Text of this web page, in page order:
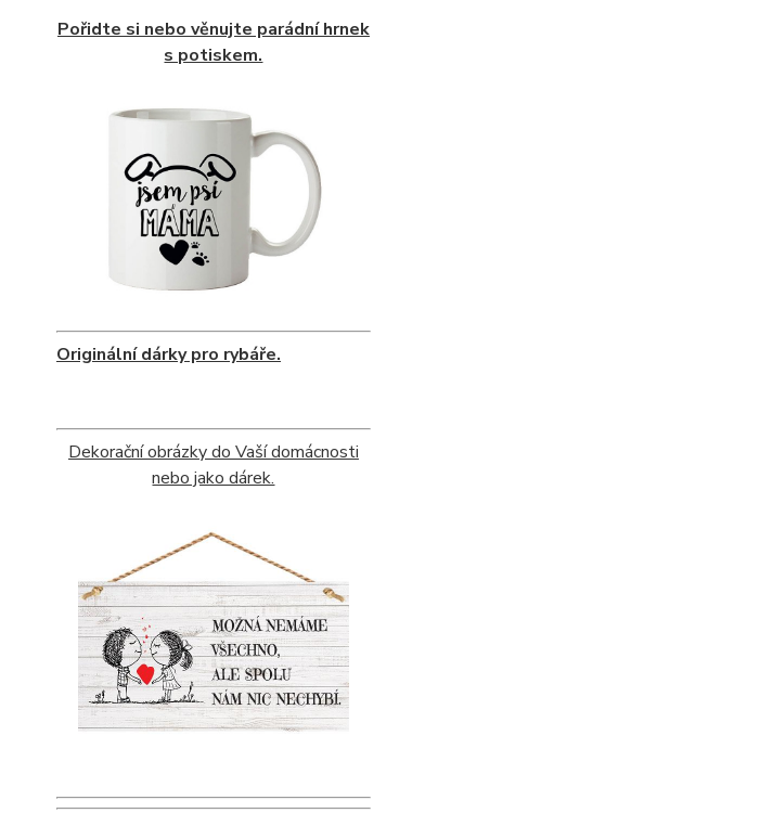
Pořidte si nebo věnujte parádní hrnek
s potiskem.
Originální dárky pro rybáře.
Dekorační obrázky do Vaší domácnosti
nebo jako dárek.